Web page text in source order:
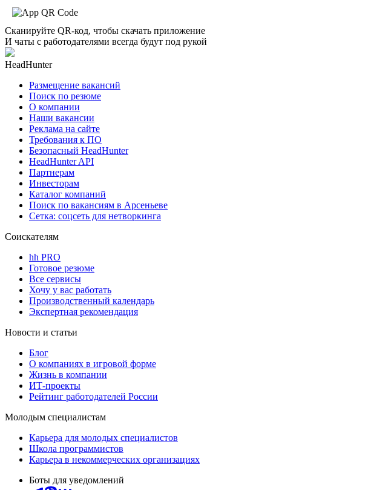
Сканируйте QR-код, чтобы скачать приложение
И чаты с работодателями всегда будут под рукой
HeadHunter
Размещение вакансий
Поиск по резюме
О компании
Наши вакансии
Реклама на сайте
Требования к ПО
Безопасный HeadHunter
HeadHunter API
Партнерам
Инвесторам
Каталог компаний
Поиск по вакансиям в Арсеньеве
Сетка: соцсеть для нетворкинга
Соискателям
hh PRO
Готовое резюме
Все сервисы
Хочу у вас работать
Производственный календарь
Экспертная рекомендация
Новости и статьи
Блог
О компаниях в игровой форме
Жизнь в компании
ИТ-проекты
Рейтинг работодателей России
Молодым специалистам
Карьера для молодых специалистов
Школа программистов
Карьера в некоммерческих организациях
Боты для уведомлений